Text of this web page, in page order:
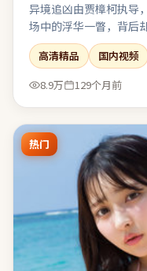
异境追凶由贾樟柯执导
场中的浮华一瞥，背后
奏放缓，为终局的多线
人观影后延续讨论：关
高清精品
国内视频
8.9万
129个月前
热门